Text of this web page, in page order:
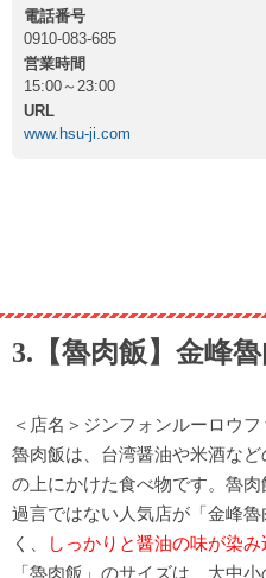
電話番号
0910-083-685
営業時間
15:00～23:00
URL
www.hsu-ji.com
3.【魯肉飯】金峰
＜店名＞ジンフォンルーロウフ
魯肉飯は、台湾醤油や米酒な
の上にかけた食べ物です。魯
過言ではない人気店が「金峰
く、
しっかりと醤油の味が染
「魯肉飯」のサイズは、大中